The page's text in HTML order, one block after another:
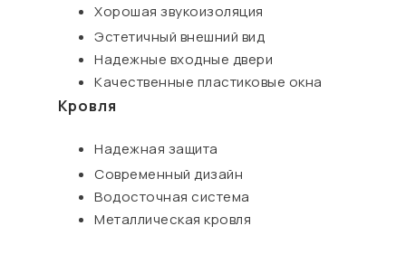
Хорошая звукоизоляция
Эстетичный внешний вид
Надежные входные двери
Качественные пластиковые окна
Кровля
Надежная защита
Современный дизайн
Водосточная система
Металлическая кровля